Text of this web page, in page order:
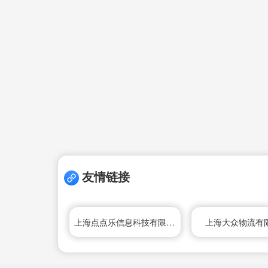
友情链接
上海点点乐信息科技有限公司 上海大众物流有